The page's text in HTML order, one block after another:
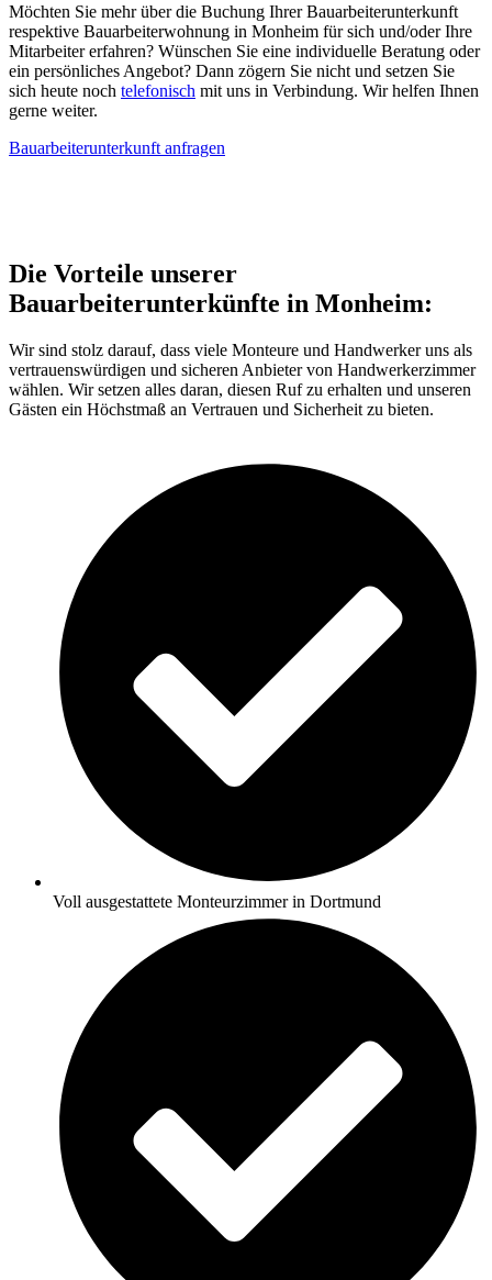
Möchten Sie mehr über die Buchung Ihrer Bauarbeiterunterkunft
respektive Bauarbeiterwohnung in Monheim für sich und/oder Ihre
Mitarbeiter erfahren? Wünschen Sie eine individuelle Beratung oder
ein persönliches Angebot? Dann zögern Sie nicht und setzen Sie
sich heute noch telefonisch mit uns in Verbindung. Wir helfen Ihnen
gerne weiter.
Bauarbeiterunterkunft anfragen
Die Vorteile unserer
Bauarbeiterunterkünfte in Monheim:
Wir sind stolz darauf, dass viele Monteure und Handwerker uns als
vertrauenswürdigen und sicheren Anbieter von Handwerkerzimmer
wählen. Wir setzen alles daran, diesen Ruf zu erhalten und unseren
Gästen ein Höchstmaß an Vertrauen und Sicherheit zu bieten.
Voll ausgestattete Monteurzimmer in Dortmund